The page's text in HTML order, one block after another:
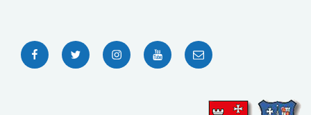
FacebookTwitter InstagramYouTubeE-
Mail